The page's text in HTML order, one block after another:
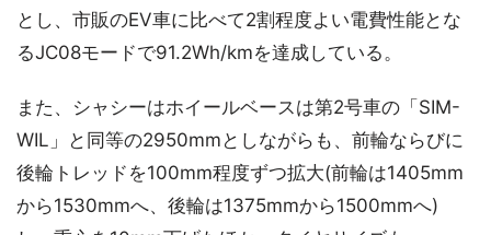
とし、市販のEV車に比べて2割程度よい電費性能とな
るJC08モードで91.2Wh/kmを達成している。
また、シャシーはホイールベースは第2号車の「SIM-
WIL」と同等の2950mmとしながらも、前輪ならびに
後輪トレッドを100mm程度ずつ拡大(前輪は1405mm
から1530mmへ、後輪は1375mmから1500mmへ)